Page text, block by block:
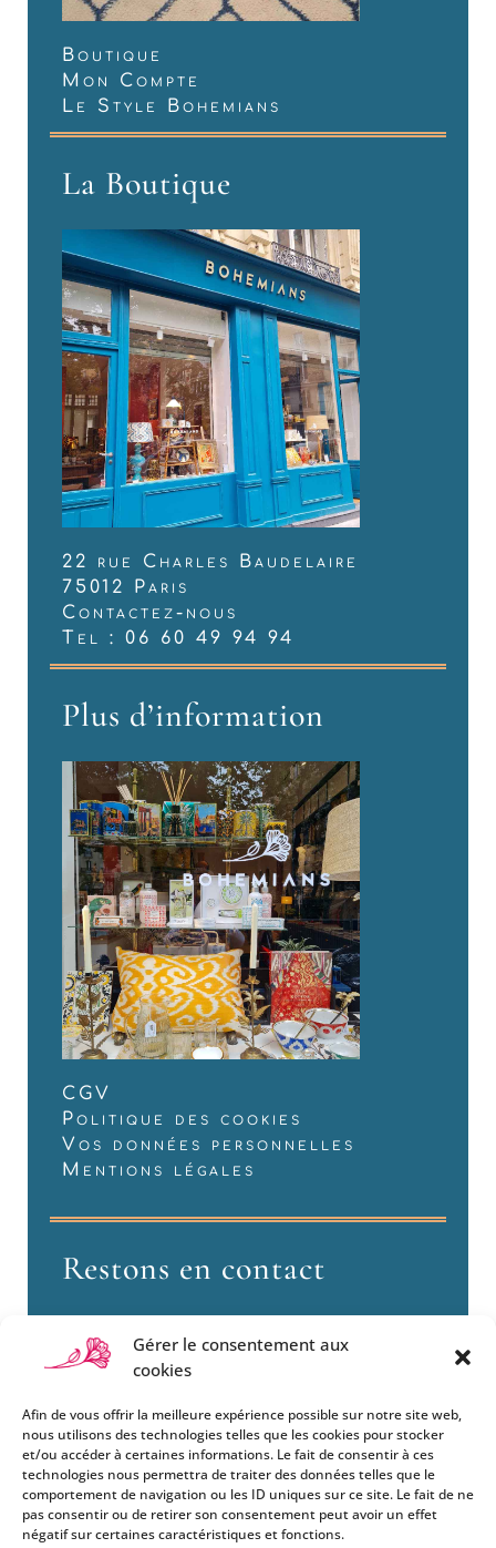
Gérer le consentement aux
cookies
Afin de vous offrir la meilleure expérience possible sur notre site web,
nous utilisons des technologies telles que les cookies pour stocker
et/ou accéder à certaines informations. Le fait de consentir à ces
technologies nous permettra de traiter des données telles que le
comportement de navigation ou les ID uniques sur ce site. Le fait de ne
pas consentir ou de retirer son consentement peut avoir un effet
négatif sur certaines caractéristiques et fonctions.
Boutique
Mon Compte
Le Style Bohemians
La Boutique
22 rue Charles Baudelaire
75012 Paris
Contactez-nous
Tel : 06 60 49 94 94
Plus d’information
CGV
Politique des cookies
Vos données personnelles
Mentions légales
Restons en contact
Si vous souhaitez être informés
des nouveautés et évènements
que nous organisons